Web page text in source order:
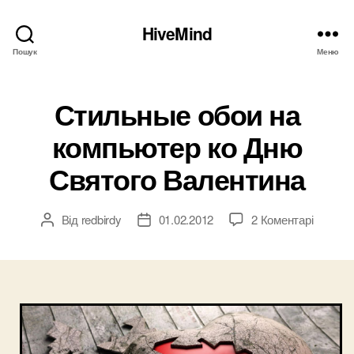
Пошук
HiveMind
Меню
Стильные обои на
компьютер ко Дню
Святого Валентина
Автор
Від redbirdy
Дата01.02.2012 2 Коментарідо
ко
Дню
Святого